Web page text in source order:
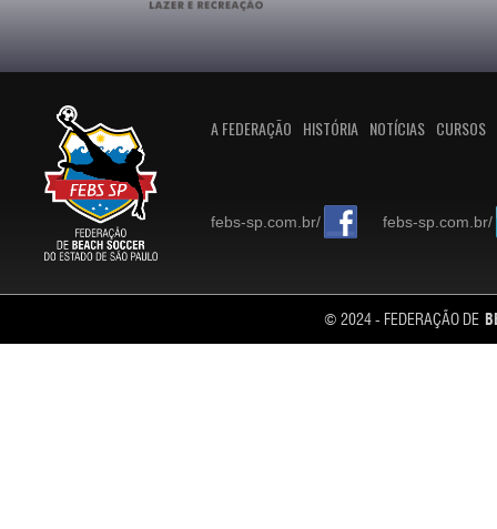
A FEDERAÇÃO HISTÓRIA NOTÍCIAS CURSOS
febs-sp.com.br/ febs-sp.com.br/
© 2024 - FEDERAÇÃO DE